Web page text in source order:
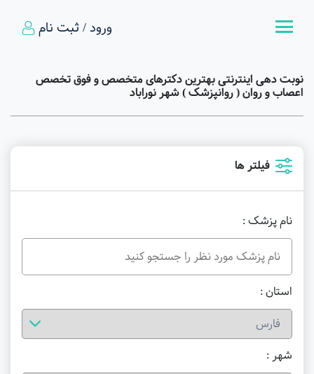
ورود / ثبت نام
نوبت دهی اینترنتی بهترین دکترهای متخصص و فوق تخصص
اعصاب و روان ( روانپزشک ) شهر نوراباد
فیلتر ها
نام پزشک :
استان :
شهر :